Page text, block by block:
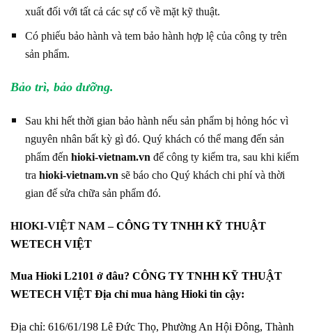
xuất đối với tất cả các sự cố về mặt kỹ thuật.
Có phiếu bảo hành và tem bảo hành hợp lệ của công ty trên
sản phẩm.
Bảo trì, bảo dưỡng.
Sau khi hết thời gian bảo hành nếu sản phẩm bị hỏng hóc vì
nguyên nhân bất kỳ gì đó. Quý khách có thể mang đến sản
phẩm đến hioki-vietnam.vn để công ty kiểm tra, sau khi kiểm
tra hioki-vietnam.vn sẽ báo cho Quý khách chi phí và thời
gian đế sửa chữa sản phẩm đó.
HIOKI-VIỆT NAM –CÔNG TY TNHH KỸ THUẬT
WETECH VIỆT
Mua Hioki L2101 ở đâu? CÔNG TY TNHH KỸ THUẬT
WETECH VIỆT Địa chỉ mua hàng Hioki tin cậy:
Địa chỉ: 616/61/198 Lê Đức Thọ, Phường An Hội Đông, Thành